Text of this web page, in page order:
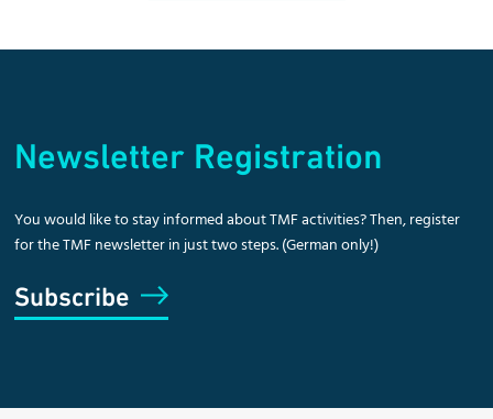
Newsletter Registration
You would like to stay informed about TMF activities? Then, register
for the TMF newsletter in just two steps. (German only!)
Subscribe